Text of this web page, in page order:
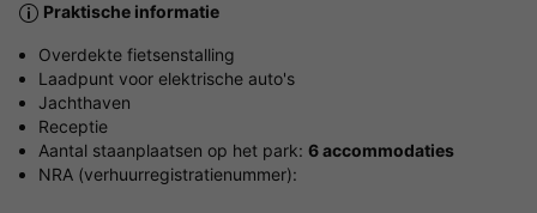
Praktische informatie
Overdekte fietsenstalling
Laadpunt voor elektrische auto's
Jachthaven
Receptie
Aantal staanplaatsen op het park: 6 accommodaties
NRA (verhuurregistratienummer):